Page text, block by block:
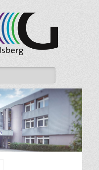
Städtisches
Gymnasium
Gevelsberg